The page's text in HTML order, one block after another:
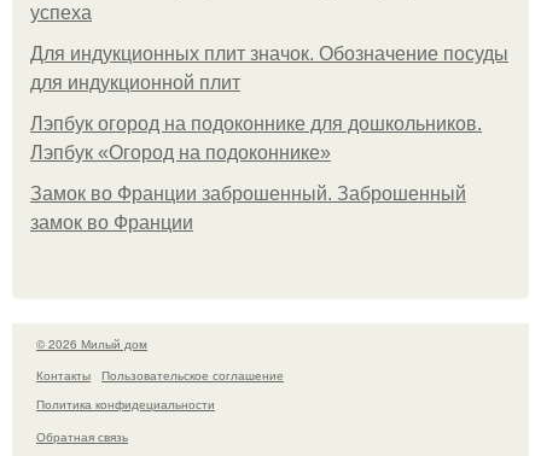
успеха
Для индукционных плит значок. Обозначение посуды
для индукционной плит
Лэпбук огород на подоконнике для дошкольников.
Лэпбук «Огород на подоконнике»
Замок во Франции заброшенный. Заброшенный
замок во Франции
© 2026 Милый дом
Контакты
Пользовательское соглашение
Политика конфидециальности
Обратная связь